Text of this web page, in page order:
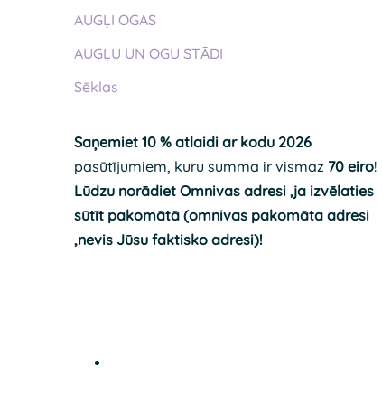
AUGĻI OGAS
AUGĻU UN OGU STĀDI
Sēklas
Saņemiet 10 % atlaidi ar kodu 2026
pasūtījumiem, kuru summa ir vismaz 70 eiro!
Lūdzu norādiet Omnivas adresi ,ja izvēlaties
sūtīt pakomātā (omnivas pakomāta adresi
,nevis Jūsu faktisko adresi)!